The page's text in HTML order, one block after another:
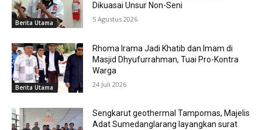
Berita Utama
Dikuasai Unsur Non-Seni
5 Agustus 2026
Berita Utama
Rhoma Irama Jadi Khatib dan Imam di
Masjid Dhyufurrahman, Tuai Pro-Kontra
Warga
24 Juli 2026
Sengkarut geothermal Tampomas, Majelis
Adat Sumedanglarang layangkan surat